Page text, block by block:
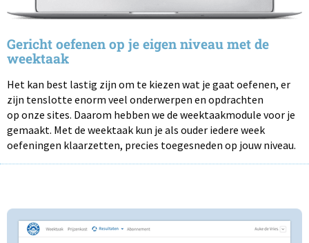
Gericht oefenen op je eigen niveau met de
weektaak
Het kan best lastig zijn om te kiezen wat je gaat oefenen, er
zijn tenslotte enorm veel onderwerpen en opdrachten
op onze sites. Daarom hebben we de weektaakmodule voor je
gemaakt. Met de weektaak kun je als ouder iedere week
oefeningen klaarzetten, precies toegesneden op jouw niveau.